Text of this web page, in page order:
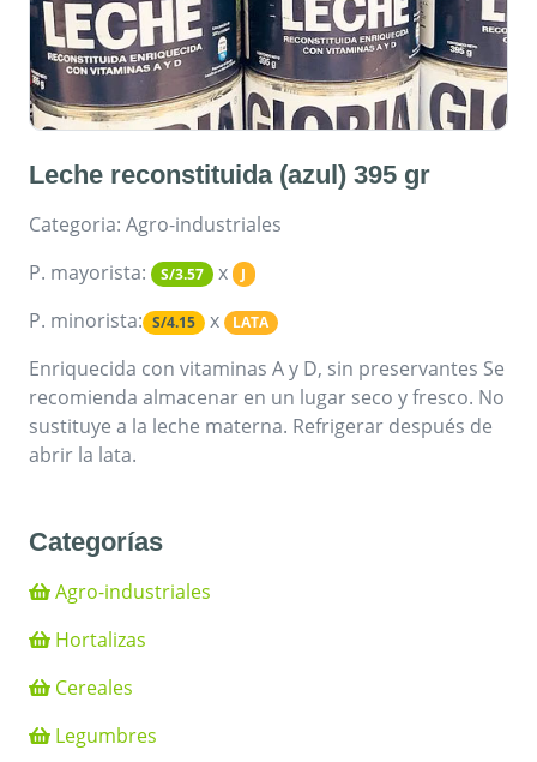
Leche reconstituida (azul) 395 gr
Categoria: Agro-industriales
P. mayorista:
S/3.57 x J
P. minorista: S/4.15 x LATA
Enriquecida con vitaminas A y D, sin preservantes Se
recomienda almacenar en un lugar seco y fresco. No
sustituye a la leche materna. Refrigerar después de
abrir la lata.
Categorías
Agro-industriales
Hortalizas
Cereales
Legumbres